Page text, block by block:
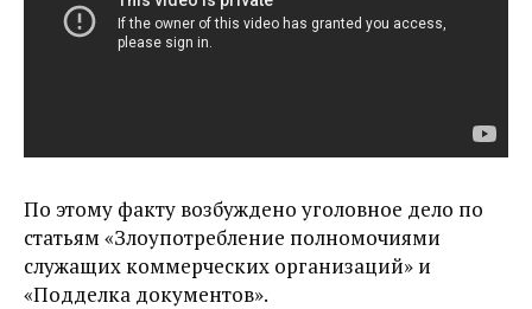
По этому факту возбуждено уголовное дело по
статьям «Злоупотребление полномочиями
служащих коммерческих организаций» и
«Подделка документов».